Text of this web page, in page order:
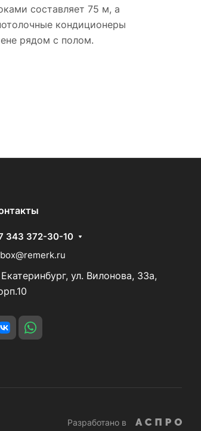
составляет 75 м, а
кондиционеры
рядом с полом.
343 372-30-10
Екатеринбург, ул. Вилонова, 33а,
Разработано в